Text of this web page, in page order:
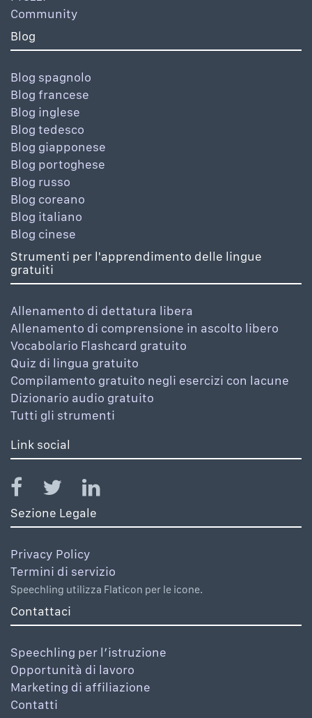
Community
Blog
Blog spagnolo
Blog francese
Blog inglese
Blog tedesco
Blog giapponese
Blog portoghese
Blog russo
Blog coreano
Blog italiano
Blog cinese
Strumenti per l'apprendimento delle lingue
gratuiti
Allenamento di dettatura libera
Allenamento di comprensione in ascolto libero
Vocabolario Flashcard gratuito
Quiz di lingua gratuito
Compilamento gratuito negli esercizi con lacune
Dizionario audio gratuito
Tutti gli strumenti
Link social
Sezione Legale
Privacy Policy
Termini di servizio
Speechling utilizza Flaticon per le icone.
Contattaci
Speechling per l’istruzione
Opportunità di lavoro
Marketing di affiliazione
Contatti